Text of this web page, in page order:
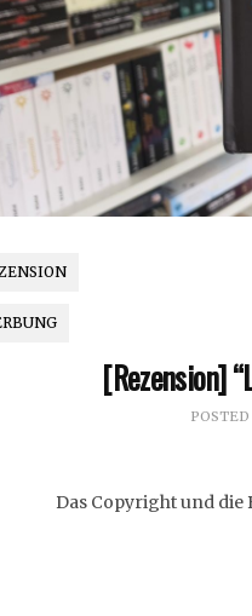
[Rezension]
POSTED
Das Copyright und die